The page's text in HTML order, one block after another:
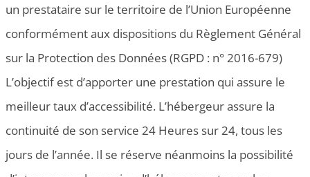
un prestataire sur le territoire de l’Union Européenne
conformément aux dispositions du Règlement Général
sur la Protection des Données (RGPD : n° 2016-679)
L’objectif est d’apporter une prestation qui assure le
meilleur taux d’accessibilité. L’hébergeur assure la
continuité de son service 24 Heures sur 24, tous les
jours de l’année. Il se réserve néanmoins la possibilité